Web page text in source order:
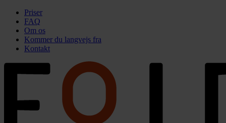
Priser
FAQ
Om os
Kommer du langvejs fra
Kontakt